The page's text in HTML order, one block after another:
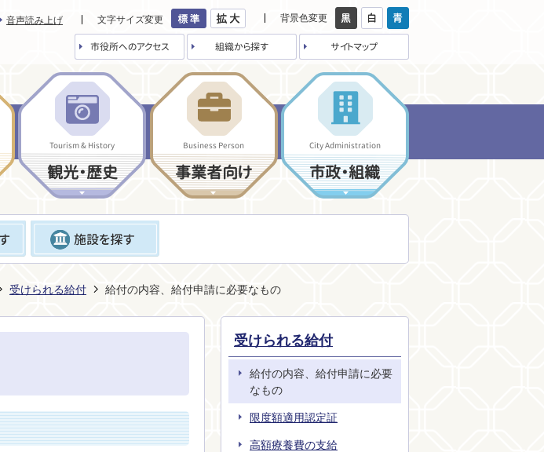
音声読み上げ 文字サイズ変更 背景色変更
市役所へのアクセス 組織から探す サイトマップ
Tourism & History
観光・歴史
Business Person
事業者向け
City Administration
市政・組織
受けられる給付 給付の内容、給付申請に必要なもの
受けられる給付
給付の内容、給付申請に必要
なもの
限度額適用認定証
高額療養費の支給